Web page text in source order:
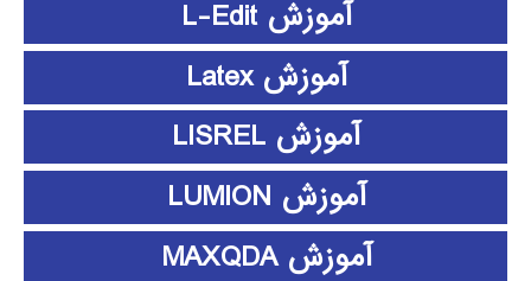
آموزش L-Edit
آموزش Latex
آموزش LISREL
آموزش LUMION
آموزش MAXQDA